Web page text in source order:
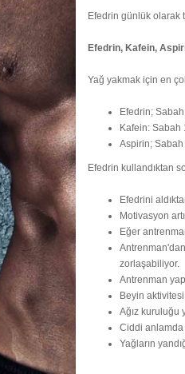
Efedrin günlük olarak
Efedrin, Kafein,
Yağ yakmak için en
Efedrin;
Kafein: Sabah
Aspirin;
Efedrin kullandıktan
Efedrini
Motivasyon
Eğer
zorlaşabiliyor.
Antrenman
Beyin aktivitesi
Ağız kuruluğu
Ciddi
Yağların